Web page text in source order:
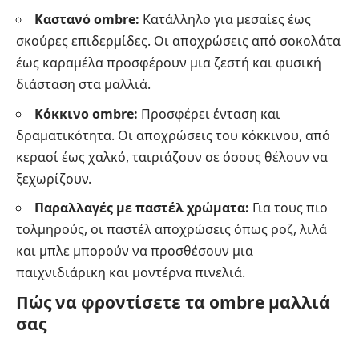
Καστανό ombre: Κατάλληλο για μεσαίες έως
σκούρες επιδερμίδες. Οι αποχρώσεις από σοκολάτα
έως καραμέλα προσφέρουν μια ζεστή και φυσική
διάσταση στα μαλλιά.
Κόκκινο ombre: Προσφέρει ένταση και
δραματικότητα. Οι αποχρώσεις του κόκκινου, από
κερασί έως χαλκό, ταιριάζουν σε όσους θέλουν να
ξεχωρίζουν.
Παραλλαγές με παστέλ χρώματα: Για τους πιο
τολμηρούς, οι παστέλ αποχρώσεις όπως ροζ, λιλά
και μπλε μπορούν να προσθέσουν μια
παιχνιδιάρικη και μοντέρνα πινελιά.
Πώς να φροντίσετε τα ombre μαλλιά
σας